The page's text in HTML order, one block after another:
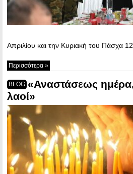
Απριλίου και την Κυριακή του Πάσχα
Περισσότερα »
BLOG «Αναστάσεως
λαοί»